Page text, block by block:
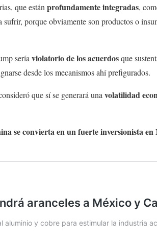
que están profundamente integradas,
porque obviamente son productos o
sería violatorio de los acuerdosque
desde los mecanismos ahí prefigurados.
que sí se generará una volatilidad
se convierta en un fuerte inversionista en